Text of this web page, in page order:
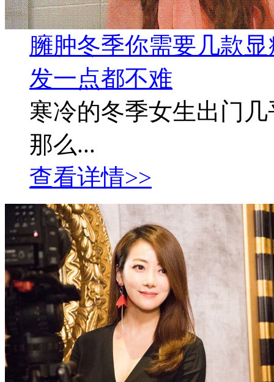
臃肿冬季你需要几款
发一点都不难
寒冷的冬季女生出门
那么...
查看详情>>